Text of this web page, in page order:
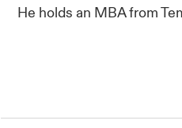
He holds an MBA from